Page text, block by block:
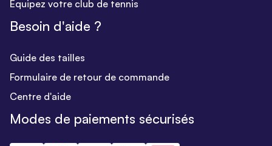
Equipez votre club de tennis
Besoin d'aide ?
Guide des tailles
Formulaire de retour de commande
Centre d'aide
Modes de paiements sécurisés